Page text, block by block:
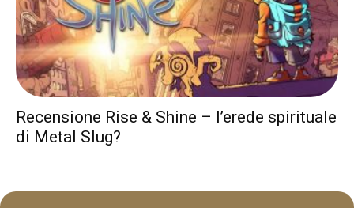
Recensione Rise & Shine – l’erede spirituale
di Metal Slug?